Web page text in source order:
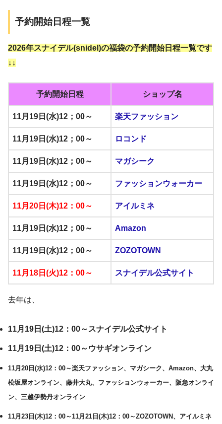
予約開始日程一覧
2026年スナイデル(snidel)の福袋の予約開始日程一覧です
↓↓
予約開始日程 ショップ名
11月19日(水)12；00～ 楽天ファッション
11月19日(水)12；00～ ロコンド
11月19日(水)12；00～ マガシーク
11月19日(水)12；00～ ファッションウォーカー
11月20日(木)12：00～ アイルミネ
11月19日(水)12；00～ Amazon
11月19日(水)12；00～ ZOZOTOWN
11月18日(火)12：00～ スナイデル公式サイト
去年は、
11月19日(土)12：00～スナイデル公式サイト
11月19日(土)12：00～ウサギオンライン
11月20日(水)12：00～楽天ファッション、マガシーク、 Amazon、大丸
松坂屋オンライン、藤井大丸、ファッションウォーカー、阪急オンライ
ン、三越伊勢丹オンライン
11月23日(木)12：00～11月21日(木)12：00～ZOZOTOWN、アイルミネ